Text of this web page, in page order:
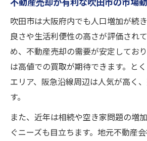
不動産売却が有利な吹田市の市場
吹田市は大阪府内でも人口増加が続
良さや生活利便性の高さが評価され
め、不動産売却の需要が安定してお
は高値での買取が期待できます。と
エリア、阪急沿線周辺は人気が高く
す。
また、近年は相続や空き家問題の増
ぐニーズも目立ちます。地元不動産